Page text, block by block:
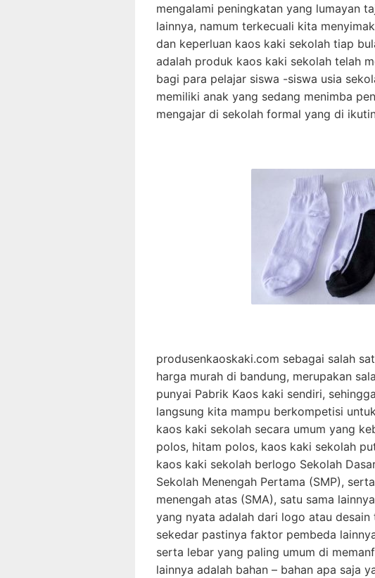
mengalami peningkatan yang lumayan
lainnya, namum terkecuali kita
dan keperluan kaos kaki sekolah tiap
adalah produk kaos kaki sekolah telah
bagi para pelajar siswa -siswa usia
memiliki anak yang sedang menimba
mengajar di sekolah formal yang di
produsenkaoskaki.com sebagai salah
harga murah di bandung, merupakan
punyai Pabrik Kaos kaki sendiri,
langsung kita mampu berkompetisi
kaos kaki sekolah secara umum yang
polos, hitam polos, kaos kaki sekolah
kaos kaki sekolah berlogo Sekolah
Sekolah Menengah Pertama (SMP),
menengah atas (SMA), satu sama
yang nyata adalah dari logo atau
sekedar pastinya faktor pembeda
serta lebar yang paling umum di
lainnya adalah bahan – bahan apa saja